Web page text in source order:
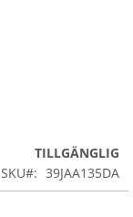
TILLGÄNGLIG
SKU
39JAA135DA